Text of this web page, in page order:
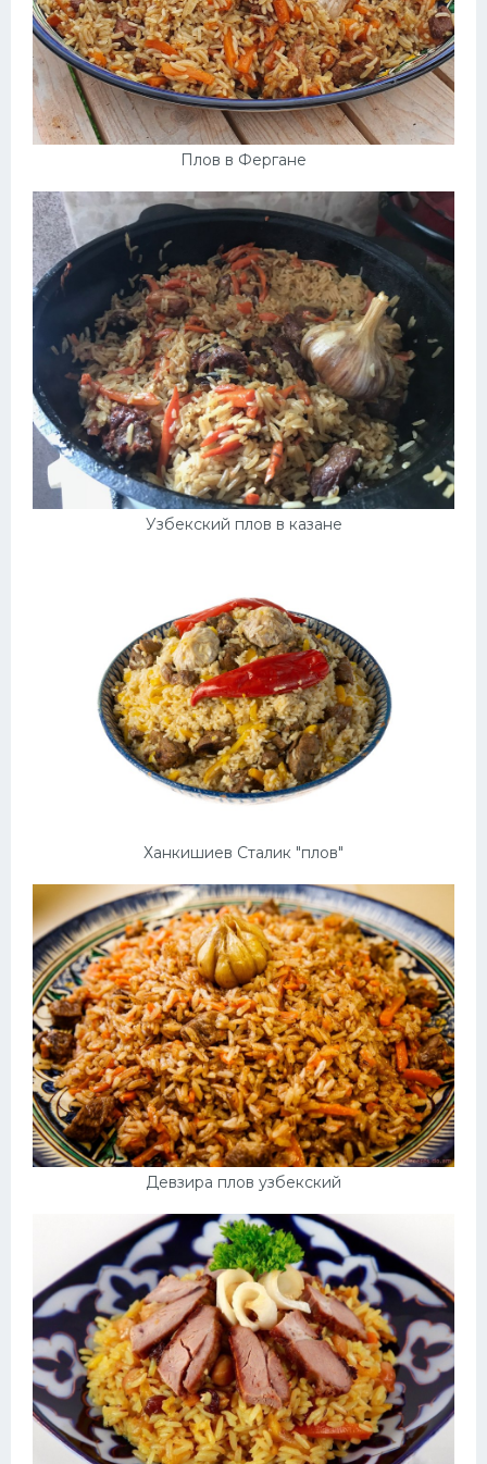
Плов в Фергане
Узбекский плов в казане
Ханкишиев Сталик "плов"
Девзира плов узбекский